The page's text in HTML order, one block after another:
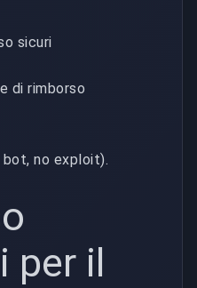
sicuri
di rimborso
no exploit).
per il